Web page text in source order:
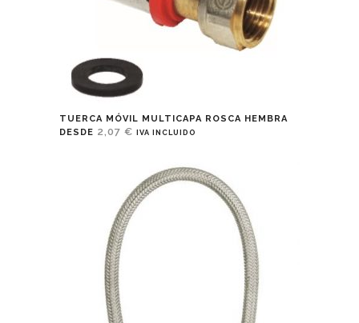
TUERCA MÓVIL MULTICAPA ROSCA HEMBRA
DESDE 2,07 € IVA INCLUIDO